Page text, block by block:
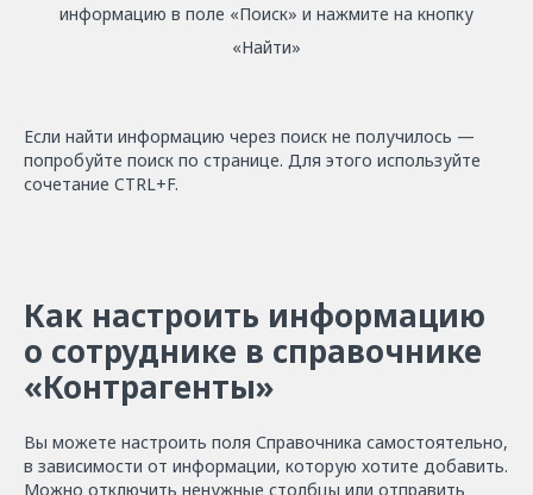
информацию в поле «Поиск» и нажмите на кнопку
«Найти»
Если найти информацию через поиск не получилось —
попробуйте поиск по странице. Для этого используйте
сочетание CTRL+F.
Как настроить информацию
о сотруднике в cправочнике
«Контрагенты»
Вы можете настроить поля Справочника самостоятельно,
в зависимости от информации, которую хотите добавить.
Можно отключить ненужные столбцы или отправить